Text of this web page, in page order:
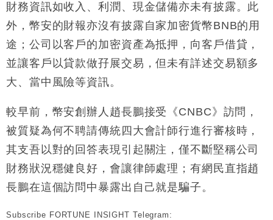
16:05
財經｜日經失守6.5萬點後回穩 全周仍升近2%
15:47
財經｜恒隆10月換帥 玩具「反」斗城亞洲CEO蔡德
粦接任
15:11
財經｜韓股反覆波動收跌 連挫7周創逾3年最長跌勢
差達1125億美元
12:44
財經｜日本春季三度入市撐日圓 4月單日斥6.28萬億
日圓干預創新高
11:12
國際｜特朗普料美伊戰事快結束 承認部分彈藥庫存緊
張
15:59
財經｜SA售股自救後再出手 斥4億美元押注未上市公
財務資訊如收入、利潤、現金儲備亦未有披露。此
外，幣安的財報亦沒有披露自家加密貨幣BNB的用
途；公司以客戶的加密資產為抵押，向客戶借貸，
並讓客戶以貸款做孖展交易，但未有詳述交易額多
大、當中風險等資訊。
較早前，幣安創辦人趙長鵬接受《CNBC》訪問，
被質疑為何不聘請傳統四大會計師行進行審核時，
其支吾以對的回答表現引起關注，僅不斷堅稱公司
財務狀況穩健良好，會讓律師處理；有網民直指趙
長鵬在這個訪問中暴露出自己就是騙子。
Subscribe FORTUNE INSIGHT Telegram: